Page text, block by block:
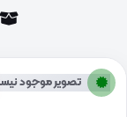
تصویر موجود